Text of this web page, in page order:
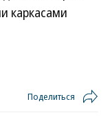
каркасами
Поделиться